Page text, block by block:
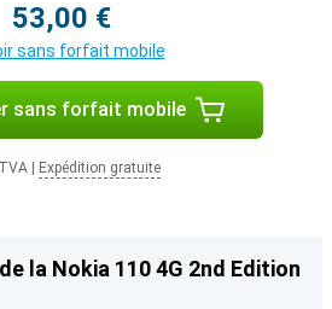
53,00 €
sans forfait mobile
sans forfait mobile
Expédition gratuite
la Nokia 110 4G 2nd Edition